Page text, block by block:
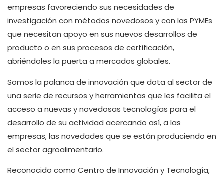
empresas favoreciendo sus necesidades de
investigación con métodos novedosos y con las PYMEs
que necesitan apoyo en sus nuevos desarrollos de
producto o en sus procesos de certificación,
abriéndoles la puerta a mercados globales.
Somos la palanca de innovación que dota al sector de
una serie de recursos y herramientas que les facilita el
acceso a nuevas y novedosas tecnologías para el
desarrollo de su actividad acercando así, a las
empresas, las novedades que se están produciendo en
el sector agroalimentario.
Reconocido como Centro de Innovación y Tecnología,